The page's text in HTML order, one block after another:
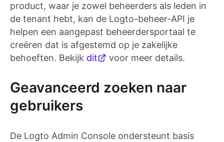
product, waar je zowel beheerders als leden in
de tenant hebt, kan de Logto-beheer-API je
helpen een aangepast beheerdersportaal te
creëren dat is afgestemd op je zakelijke
behoeften. Bekijk dit voor meer details.
Geavanceerd zoeken naar
gebruikers
De Logto Admin Console ondersteunt basis